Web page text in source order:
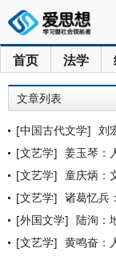
首页 法学
文章列表
[中国古代文学] 刘
[文艺学] 姜玉琴：
[文艺学] 童庆炳：
[文艺学] 诸葛忆兵
[外国文学] 陆洵：地
[文艺学] 黄鸣奋：